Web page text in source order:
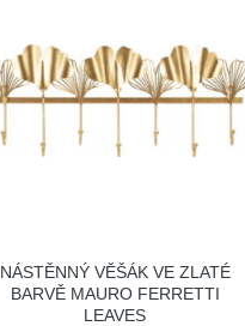
NÁSTĚNNÝ VĚŠÁK VE ZLATÉ
BARVĚ MAURO FERRETTI
LEAVES